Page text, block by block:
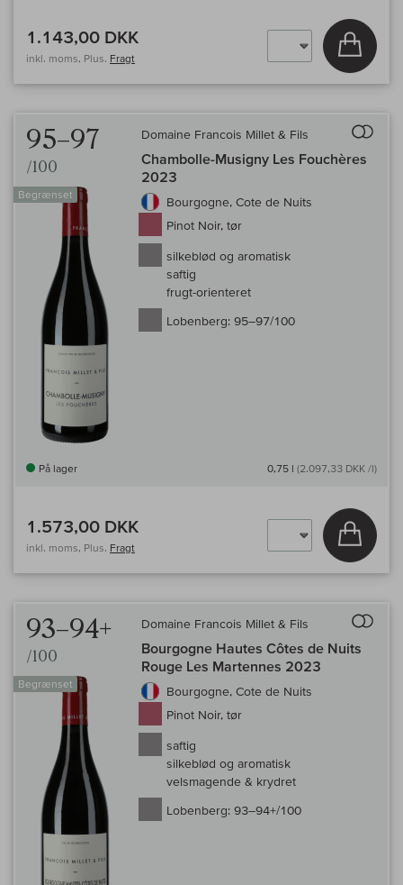
1.143,00 DKK
inkl. moms, Plus. Fragt
Læg i
95–97
/100
Begrænset
Domaine Francois Millet & Fils
Chambolle-Musigny Les Fouchères
2023
Bourgogne, Cote de Nuits
Pinot Noir, tør
silkeblød og aromatisk
saftig
frugt-orienteret
Lobenberg: 95–97/100
På lager 0,75 l (2.097,33 DKK /l)
1.573,00 DKK
inkl. moms, Plus. Fragt
Læg i
93–94+
/100
Begrænset
Domaine Francois Millet & Fils
Bourgogne Hautes Côtes de Nuits
Rouge Les Martennes 2023
Bourgogne, Cote de Nuits
Pinot Noir, tør
saftig
silkeblød og aromatisk
velsmagende & krydret
Lobenberg: 93–94+/100